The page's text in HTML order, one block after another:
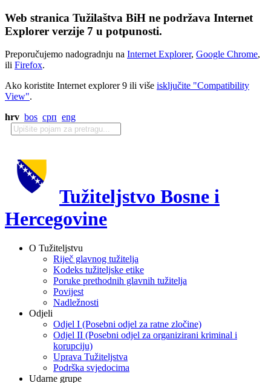
Web stranica Tužilaštva BiH ne podržava Internet
Explorer verzije 7 u potpunosti.
Preporučujemo nadogradnju na Internet Explorer, Google Chrome,
ili Firefox.
Ako koristite Internet explorer 9 ili više isključite "Compatibility
View".
hrv bos срп eng
Tužiteljstvo Bosne i
Hercegovine
O Tužiteljstvu
Riječ glavnog tužitelja
Kodeks tužiteljske etike
Poruke prethodnih glavnih tužitelja
Povijest
Nadležnosti
Odjeli
Odjel I (Posebni odjel za ratne zločine)
Odjel II (Posebni odjel za organizirani kriminal i
korupciju)
Uprava Tužiteljstva
Podrška svjedocima
Udarne grupe